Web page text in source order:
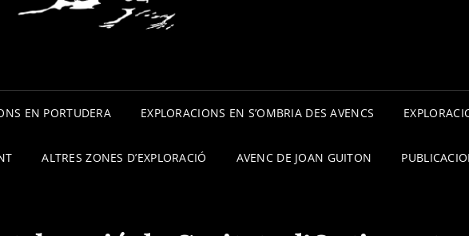
EN PORTUDERA EXPLORACIONS EN S’OMBRIA DES AVENCS
ALTRES ZONES D’EXPLORACIÓ AVENC DE JOAN GUITON